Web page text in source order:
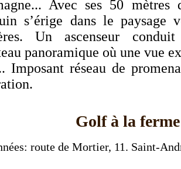
Avec ses 50 mètres
s’érige dans le paysage
Un ascenseur
panoramique où une vue
Imposant réseau de
Golf à la ferme
route de Mortier, 11. Saint-